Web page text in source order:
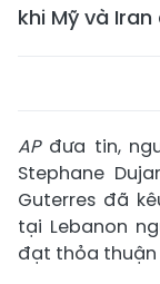
khi Mỹ và
APđưa tin,
Stephane
Guterres đã
tại Lebanon
đạt thỏa thuận